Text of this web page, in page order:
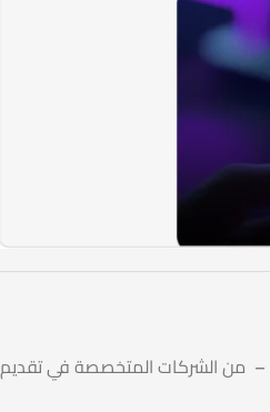
من الشركات المتخصصة في تقديم